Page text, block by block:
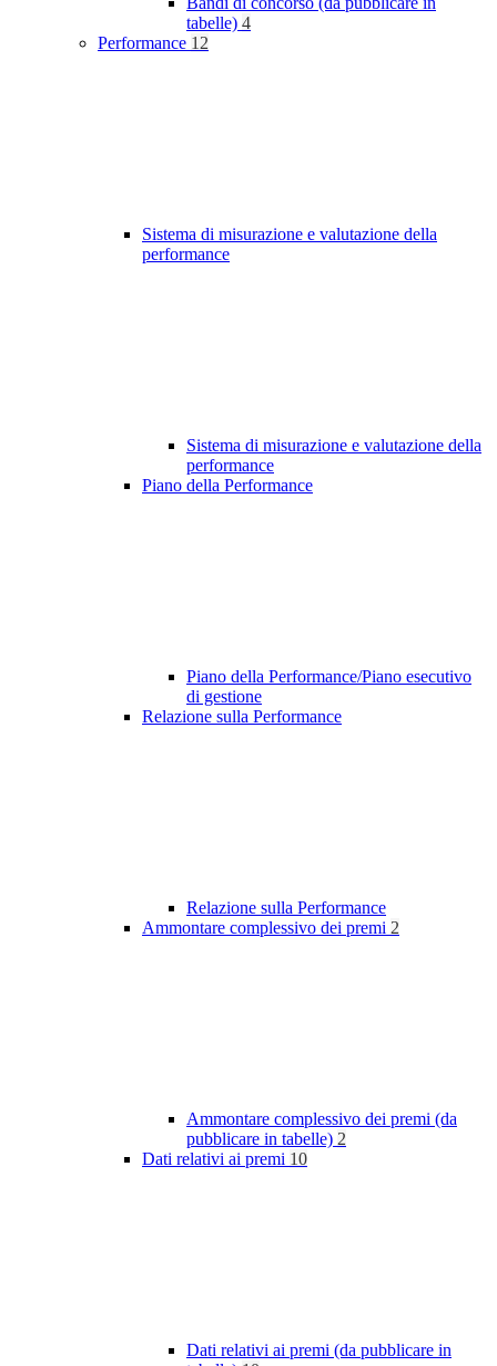
tabelle) 4
Performance 12
Sistema di misurazione e valutazione della
performance
Sistema di misurazione e valutazione della
performance
Piano della Performance
Piano della Performance/Piano esecutivo
di gestione
Relazione sulla Performance
Relazione sulla Performance
Ammontare complessivo dei premi 2
Ammontare complessivo dei premi (da
pubblicare in tabelle) 2
Dati relativi ai premi 10
Dati relativi ai premi (da pubblicare in